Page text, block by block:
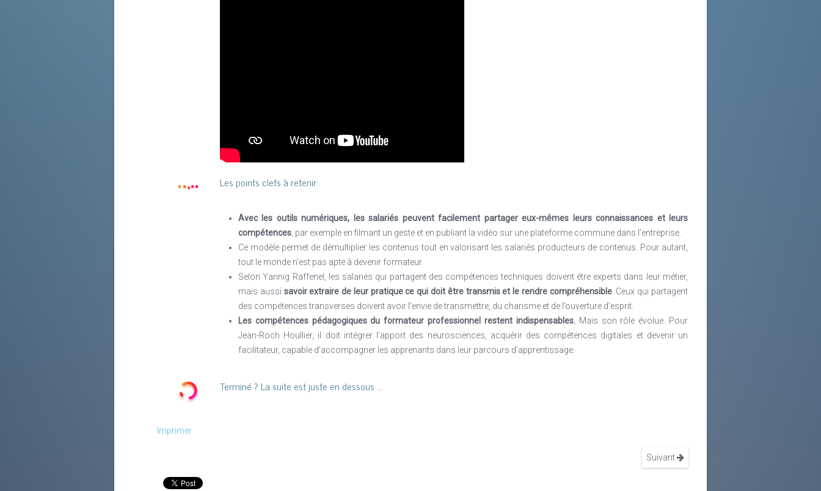
Les points clefs à retenir
Avec les outils numériques, les salariés peuvent facilement partager eux-mêmes leurs connaissances et leurs
compétences , par exemple en filmant un geste et en publiant la vidéo sur une plateforme commune dans l’entreprise.
Ce modèle permet de démultiplier les contenus tout en valorisant les salariés producteurs de contenus. Pour autant,
tout le monde n’est pas apte à devenir formateur.
Selon Yannig Raffenel, les salariés qui partagent des compétences techniques doivent être experts dans leur métier,
mais aussi savoir extraire de leur pratique ce qui doit être transmis et le rendre compréhensible. Ceux qui partagent
des compétences transverses doivent avoir l’envie de transmettre, du charisme et de l’ouverture d’esprit.
Les compétences pédagogiques du formateur professionnel restent indispensables.Mais son rôle évolue. Pour
Jean-Roch Houllier, il doit intégrer l’apport des neurosciences, acquérir des compétences digitales et devenir un
facilitateur, capable d’accompagner les apprenants dans leur parcours d’apprentissage.
Terminé ? La suite est juste en dessous ...
Imprimer
Suivant